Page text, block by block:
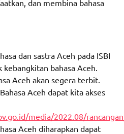
dan membina bahasa
dan sastra Aceh pada ISBI
bahasa Aceh.
Aceh akan segera terbit.
Aceh dapat kita akses
media/2022.08/
Aceh diharapkan dapat